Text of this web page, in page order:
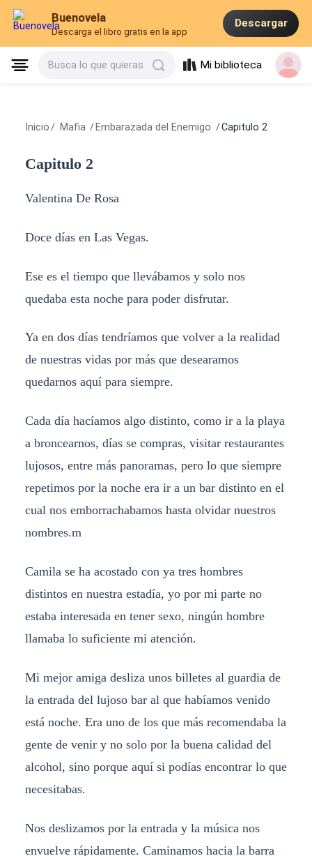
Buenovela
Descarga el libro gratis en la app
Descargar
Busca lo que quieras Mi biblioteca
Inicio / Mafia / Embarazada del Enemigo /Capitulo 2
Capitulo 2
Valentina De Rosa
Doce días en Las Vegas.
Ese es el tiempo que llevábamos y solo nos
quedaba esta noche para poder disfrutar.
Ya en dos días tendríamos que volver a la realidad
de nuestras vidas por más que desearamos
quedarnos aquí para siempre.
Cada día hacíamos algo distinto, como ir a la playa
a broncearnos, días se compras, visitar restaurantes
lujosos, entre más panoramas, pero lo que siempre
repetimos por la noche era ir a un bar distinto en el
cual nos emborrachabamos hasta olvidar nuestros
nombres.m
Camila se ha acostado con ya tres hombres
distintos en nuestra estadía, yo por mi parte no
estaba interesada en tener sexo, ningún hombre
llamaba lo suficiente mi atención.
Mi mejor amiga desliza unos billetes al guardia de
la entrada del lujoso bar al que habíamos venido
está noche. Era uno de los que más recomendaba la
gente de venir y no solo por la buena calidad del
alcohol, sino porque aquí si podías encontrar lo que
necesitabas.
Nos deslizamos por la entrada y la música nos
envuelve rápidamente. Caminamos hacia la barra